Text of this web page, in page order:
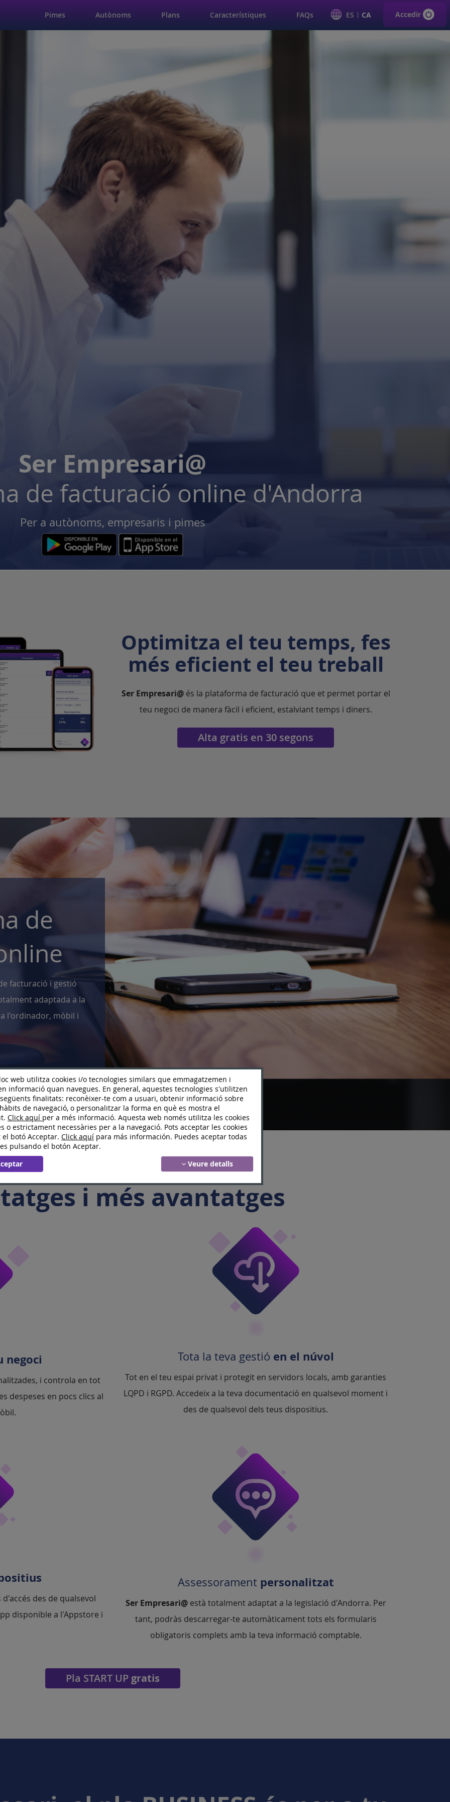
Pimes Autònoms Plans Característiques FAQs ES | CA Accedir
Ser Empresari@
de facturació online d'Andorra
Per a autònoms, empresaris i pimes
Optimitza el teu temps, fes
més eficient el teu treball
Ser Empresari@és la plataforma de facturació que et permet portar el
teu negoci de manera fàcil i eficient, estalviant temps i diners.
Alta gratis en 30 segons
de
facturació i gestió
adaptada a la
l'ordinador, mòbil i
i més avantatges
negoci
i controla en tot
despeses en pocs clics al
Tota la teva gestió en el núvol
Tot en el teu espai privat i protegit en servidors locals, amb garanties
LQPD i RGPD. Accedeix a la teva documentació en qualsevol moment i
des de qualsevol dels teus dispositius.
des de qualsevol
disponible a l'Appstore i
Assessorament personalitzat
Ser Empresari@està totalment adaptat a la legislació d'Andorra. Per
tant, podràs descarregar-te automàticament tots els formularis
obligatoris complets amb la teva informació comptable.
Pla START UPgratis